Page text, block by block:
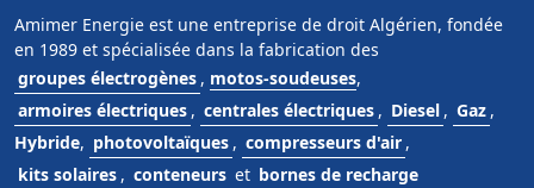
Amimer Energie est une entreprise de droit Algérien, fondée
en 1989 et spécialisée dans la fabrication des
groupes électrogènes , motos-soudeuses,
armoires électriques , centrales électriques , Diesel , Gaz ,
Hybride, photovoltaïques , compresseurs d'air ,
kits solaires , conteneurs et bornes de recharge